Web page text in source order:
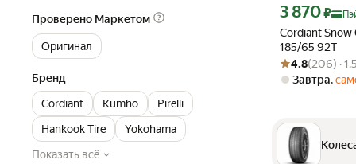
Проверено Маркетом
Оригинал
Бренд
Cordiant
Kumho
Pirelli
Hankook Tire
Yokohama
Показать всё
Cordiant Snow
185/65 92T
Цена с картой
3 870₽
Рейтинг товара:
Оценок: (206) ·
4.8(206) ·
Завтра,